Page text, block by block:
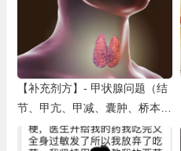
【补充剂方】- 甲状腺问题（结
节、甲亢、甲减、囊肿、桥本、
（弥漫性）甲状腺炎、甲状腺癌